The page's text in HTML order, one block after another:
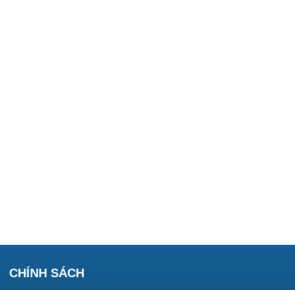
CHÍNH SÁCH